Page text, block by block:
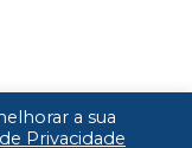
os direitos
a sua
Privacidade